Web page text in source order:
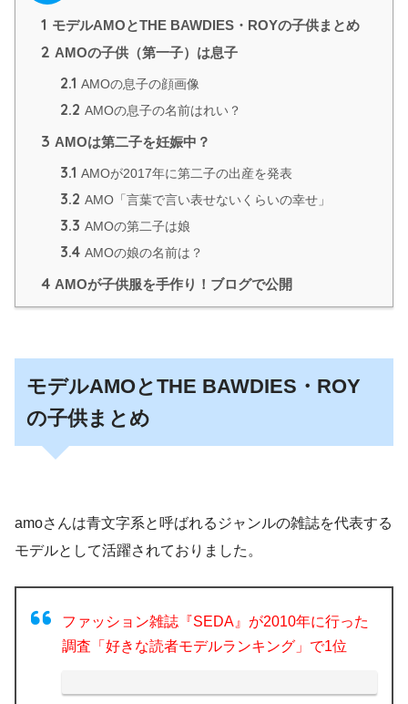
1 モデルAMOとTHE BAWDIES・ROYの子供まとめ
2 AMOの子供（第一子）は息子
2.1 AMOの息子の顔画像
2.2 AMOの息子の名前はれい？
3 AMOは第二子を妊娠中？
3.1 AMOが2017年に第二子の出産を発表
3.2 AMO「言葉で言い表せないくらいの幸せ」
3.3 AMOの第二子は娘
3.4 AMOの娘の名前は？
4 AMOが子供服を手作り！ブログで公開
モデルAMOとTHE BAWDIES・ROY
の子供まとめ
amoさんは青文字系と呼ばれるジャンルの雑誌を代表する
モデルとして活躍されておりました。
ファッション雑誌『SEDA』が2010年に行った
調査「好きな読者モデルランキング」で1位